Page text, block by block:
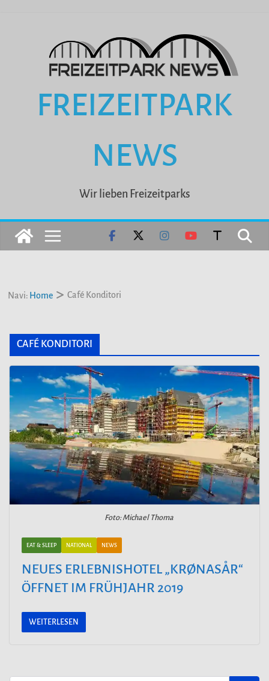
FREIZEITPARK
NEWS
Wir lieben Freizeitparks
Navi: Home Café Konditori
CAFÉ KONDITORI
Foto: Michael Thoma
EAT & SLEEP NATIONAL NEWS
NEUES ERLEBNISHOTEL „KRØNASÅR“
ÖFFNET IM FRÜHJAHR 2019
WEITERLESEN